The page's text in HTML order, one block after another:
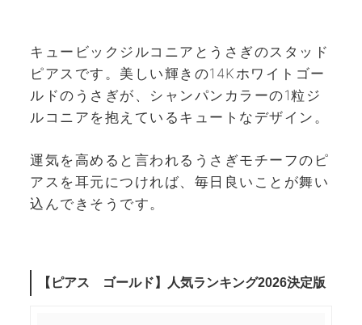
キュービックジルコニアとうさぎのスタッド
ピアスです。美しい輝きの14Kホワイトゴー
ルドのうさぎが、シャンパンカラーの1粒ジ
ルコニアを抱えているキュートなデザイン。
運気を高めると言われるうさぎモチーフのピ
アスを耳元につければ、毎日良いことが舞い
込んできそうです。